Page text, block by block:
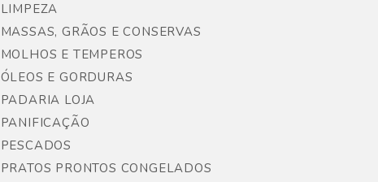
LIMPEZA
MASSAS, GRÃOS E CONSERVAS
MOLHOS E TEMPEROS
ÓLEOS E GORDURAS
PADARIA LOJA
PANIFICAÇÃO
PESCADOS
PRATOS PRONTOS CONGELADOS